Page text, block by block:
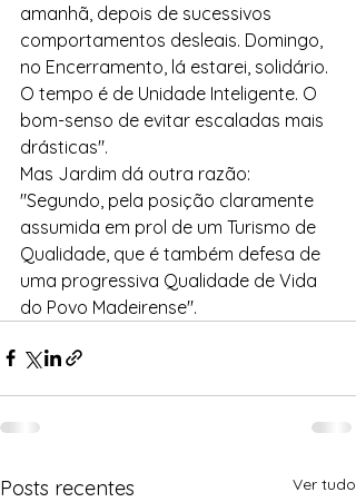
amanhã, depois de sucessivos
comportamentos desleais. Domingo,
no Encerramento, lá estarei, solidário.
O tempo é de Unidade Inteligente. O
bom-senso de evitar escaladas mais
drásticas".
Mas Jardim dá outra razão:
"Segundo, pela posição claramente
assumida em prol de um Turismo de
Qualidade, que é também defesa de
uma progressiva Qualidade de Vida
do Povo Madeirense".
Posts recentes Ver tudo